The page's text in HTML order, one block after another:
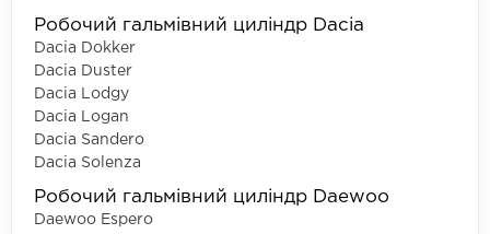
Робочий гальмівний циліндр Dacia
Dacia Dokker
Dacia Duster
Dacia Lodgy
Dacia Logan
Dacia Sandero
Dacia Solenza
Робочий гальмівний циліндр Daewoo
Daewoo Espero